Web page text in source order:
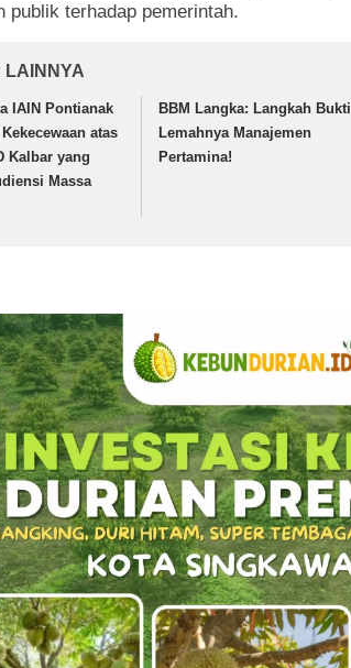
publik terhadap pemerintah.
LAINNYA
IAIN Pontianak
atas
Kalbar yang
Massa
BBM Langka: Langkah Bukti
Lemahnya Manajemen
Pertamina!